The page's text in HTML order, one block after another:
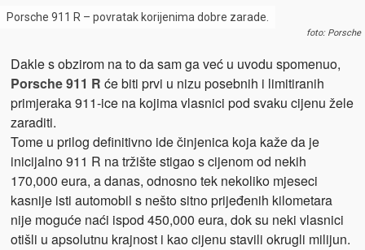
Porsche 911 R – povratak korijenima dobre zarade.
foto: Porsche
Dakle s obzirom na to da sam ga već u uvodu spomenuo,
Porsche 911 R će biti prvi u nizu posebnih i limitiranih
primjeraka 911-ice na kojima vlasnici pod svaku cijenu žele
zaraditi.
Tome u prilog definitivno ide činjenica koja kaže da je
inicijalno 911 R na tržište stigao s cijenom od nekih
170,000 eura, a danas, odnosno tek nekoliko mjeseci
kasnije isti automobil s nešto sitno prijeđenih kilometara
nije moguće naći ispod 450,000 eura, dok su neki vlasnici
otišli u apsolutnu krajnost i kao cijenu stavili okrugli milijun.